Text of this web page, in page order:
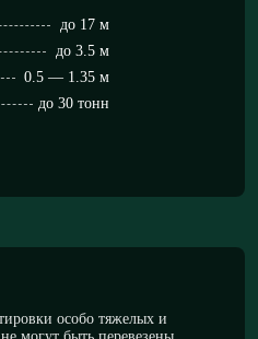
до 17 м
до 3.5 м
0.5 — 1.35 м
до 30 тонн
особо тяжелых и